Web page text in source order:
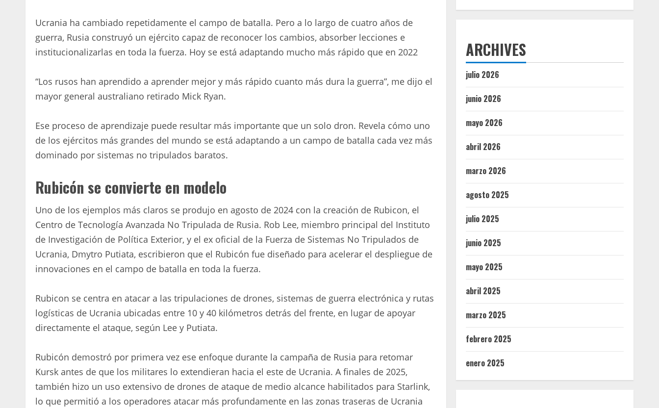
Ucrania ha cambiado repetidamente el campo de batalla. Pero a lo largo de cuatro años de
guerra, Rusia construyó un ejército capaz de reconocer los cambios, absorber lecciones e
institucionalizarlas en toda la fuerza. Hoy se está adaptando mucho más rápido que en 2022
“Los rusos han aprendido a aprender mejor y más rápido cuanto más dura la guerra”, me dijo el
mayor general australiano retirado Mick Ryan.
Ese proceso de aprendizaje puede resultar más importante que un solo dron. Revela cómo uno
de los ejércitos más grandes del mundo se está adaptando a un campo de batalla cada vez más
dominado por sistemas no tripulados baratos.
Rubicón se convierte en modelo
Uno de los ejemplos más claros se produjo en agosto de 2024 con la creación de Rubicon, el
Centro de Tecnología Avanzada No Tripulada de Rusia. Rob Lee, miembro principal del Instituto
de Investigación de Política Exterior, y el ex oficial de la Fuerza de Sistemas No Tripulados de
Ucrania, Dmytro Putiata, escribieron que el Rubicón fue diseñado para acelerar el despliegue de
innovaciones en el campo de batalla en toda la fuerza.
Rubicon se centra en atacar a las tripulaciones de drones, sistemas de guerra electrónica y rutas
logísticas de Ucrania ubicadas entre 10 y 40 kilómetros detrás del frente, en lugar de apoyar
directamente el ataque, según Lee y Putiata.
Rubicón demostró por primera vez ese enfoque durante la campaña de Rusia para retomar
Kursk antes de que los militares lo extendieran hacia el este de Ucrania. A finales de 2025,
también hizo un uso extensivo de drones de ataque de medio alcance habilitados para Starlink,
lo que permitió a los operadores atacar más profundamente en las zonas traseras de Ucrania
ARCHIVES
julio 2026
junio 2026
mayo 2026
abril 2026
marzo 2026
agosto 2025
julio 2025
junio 2025
mayo 2025
abril 2025
marzo 2025
febrero 2025
enero 2025